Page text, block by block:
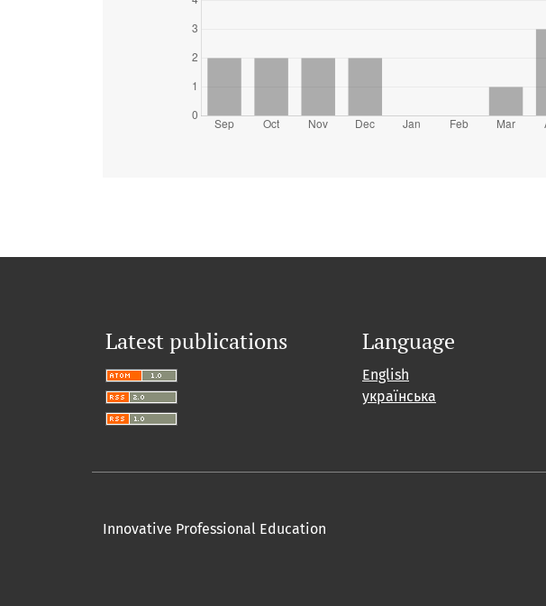
Latest publications Language
English
українська
Innovative Professional Education